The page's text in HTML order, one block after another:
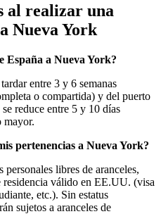
al realizar una
Nueva York
España a Nueva York?
entre 3 y 6 semanas
o compartida) y del puerto
reduce entre 5 y 10 días
mayor.
pertenencias a Nueva York?
libres de aranceles,
residencia válido en EE.UU. (visa
etc.). Sin estatus
sujetos a aranceles de